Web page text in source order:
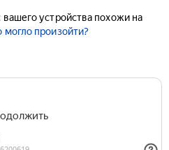
устройства похожи на
могло произойти?